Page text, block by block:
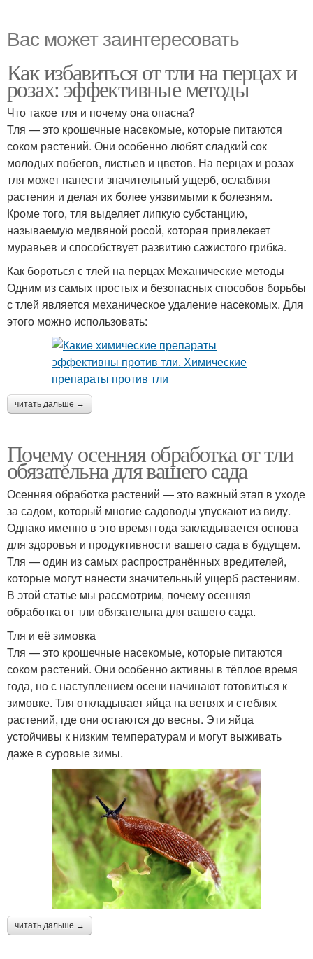
Вас может заинтересовать
Как избавиться от тли на перцах и
розах: эффективные методы
Что такое тля и почему она опасна?
Тля — это крошечные насекомые, которые питаются
соком растений. Они особенно любят сладкий сок
молодых побегов, листьев и цветов. На перцах и розах
тля может нанести значительный ущерб, ослабляя
растения и делая их более уязвимыми к болезням.
Кроме того, тля выделяет липкую субстанцию,
называемую медвяной росой, которая привлекает
муравьев и способствует развитию сажистого грибка.
Как бороться с тлей на перцах Механические методы
Одним из самых простых и безопасных способов борьбы
с тлей является механическое удаление насекомых. Для
этого можно использовать:
читать дальше →
Почему осенняя обработка от тли
обязательна для вашего сада
Осенняя обработка растений — это важный этап в уходе
за садом, который многие садоводы упускают из виду.
Однако именно в это время года закладывается основа
для здоровья и продуктивности вашего сада в будущем.
Тля — один из самых распространённых вредителей,
которые могут нанести значительный ущерб растениям.
В этой статье мы рассмотрим, почему осенняя
обработка от тли обязательна для вашего сада.
Тля и её зимовка
Тля — это крошечные насекомые, которые питаются
соком растений. Они особенно активны в тёплое время
года, но с наступлением осени начинают готовиться к
зимовке. Тля откладывает яйца на ветвях и стеблях
растений, где они остаются до весны. Эти яйца
устойчивы к низким температурам и могут выживать
даже в суровые зимы.
читать дальше →